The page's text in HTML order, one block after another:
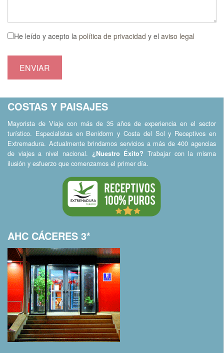
He leído y acepto la política de privacidad y el aviso legal
COSTAS Y PAISAJES
Mayorista de Viaje con más de 35 años de experiencia en el sector
turístico. Especialistas en Benidorm y Costa del Sol y Receptivos en
Extremadura. Actualmente brindamos servicios a más de 400 agencias
de viajes a nivel nacional. ¿Nuestro Éxito? Trabajar con la misma
ilusión y esfuerzo que comenzamos el primer día.
AHC CÁCERES 3*